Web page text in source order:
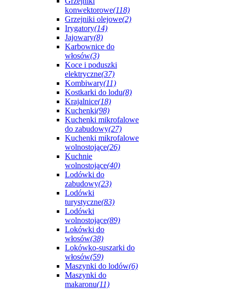
konwektorowe(118)
Grzejniki olejowe(2)
Irygatory(14)
Jajowary(8)
Karbownice do
włosów(3)
Koce i poduszki
elektryczne(37)
Kombiwary(11)
Kostkarki do lodu(8)
Krajalnice(18)
Kuchenki(98)
Kuchenki mikrofalowe
do zabudowy(27)
Kuchenki mikrofalowe
wolnostojące(26)
Kuchnie
wolnostojące(40)
Lodówki do
zabudowy(23)
Lodówki
turystyczne(83)
Lodówki
wolnostojące(89)
Lokówki do
włosów(38)
Lokówko-suszarki do
włosów(59)
Maszynki do lodów(6)
Maszynki do
makaronu(11)